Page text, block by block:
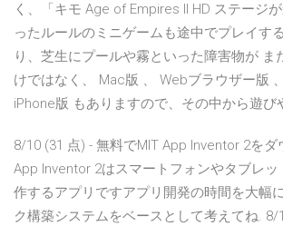
く、「キモ Age of Empires II HD ステージ
ったルールのミニゲームも途中でプレイす
り、芝生にプールや霧といった障害物が ま
けではなく、 Mac版 、 Webブラウザー版
iPhone版 もありますので、その中から遊び
8/10 (31 点) - 無料でMIT App Inventor 2をダ
App Inventor 2はスマートフォンやタブレ
作するアプリですアプリ開発の時間を大幅
ク構築システムをベースとして考えてね. 8/